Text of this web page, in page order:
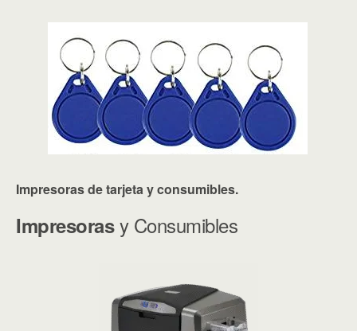
Impresoras de tarjeta y consumibles.
Impresorasy Consumibles